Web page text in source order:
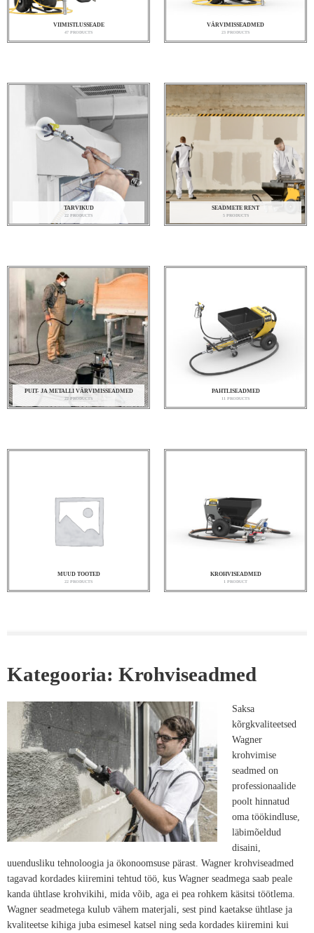
VIIMISTLUSSEADE
47 PRODUCTS
VÄRVIMISSEADMED
23 PRODUCTS
TARVIKUD
22 PRODUCTS
SEADMETE RENT
5 PRODUCTS
PUIT- JA METALLI VÄRVIMISSEADMED
22 PRODUCTS
PAHTLISEADMED
11 PRODUCTS
MUUD TOOTED
22 PRODUCTS
KROHVISEADMED
1 PRODUCT
Kategooria: Krohviseadmed
Saksa
kõrgkvaliteetsed
Wagner
krohvimise
seadmed on
professionaalide
poolt hinnatud
oma töökindluse,
läbimõeldud
disaini,
uuendusliku tehnoloogia ja ökonoomsuse pärast. Wagner krohviseadmed
tagavad kordades kiiremini tehtud töö, kus Wagner seadmega saab peale
kanda ühtlase krohvikihi, mida võib, aga ei pea rohkem käsitsi töötlema.
Wagner seadmetega kulub vähem materjali, sest pind kaetakse ühtlase ja
kvaliteetse kihiga juba esimesel katsel ning seda kordades kiiremini kui